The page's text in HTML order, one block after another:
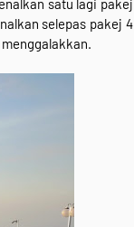
satu lagi pakej
selepas pakej 4